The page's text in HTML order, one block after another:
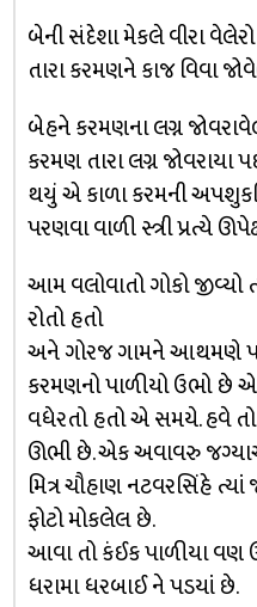
બેની સંદેશા મેકલે વીરા
તારા કરમણને કાજ વિવા
બેહને કરમણના લગ્ન
કરમણ તારા લગ્ન
થયું એ કાળા કરમની
પરણવા વાળી સ્ત્રી પ્રત્યે
આમ વલોવાતો ગોકો જીવ્યો
રોતો હતો
અને ગોરજ ગામને આથમણે
કરમણનો પાળીયો ઉભો છે
વધેરતો હતો એ સમયે. હવે
ઊભી છે. એક અવાવરુ
મિત્ર ચૌહાણ નટવરસિંહે
ફોટો મોકલેલ છે.
આવા તો કંઈક પાળીયા વણ
ધરામા ધરબાઈ ને પડયાં છે.